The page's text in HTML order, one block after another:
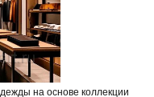
на основе коллекции